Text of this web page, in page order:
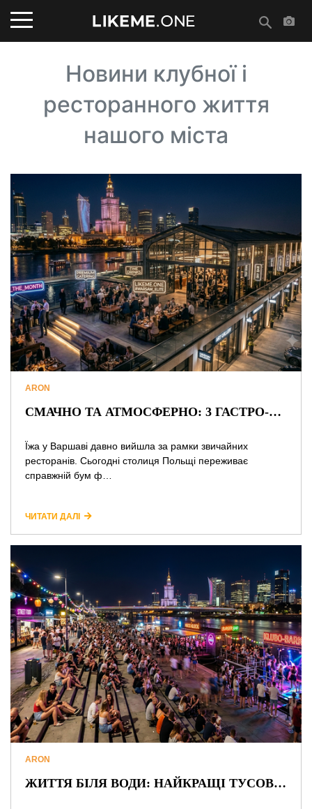
Новини клубної і
ресторанного життя
нашого міста
ARON
СМАЧНО ТА АТМОСФЕРНО: 3 ГАСТРО-ПРОСТОРИ ВАРШАВИ ДЛЯ ПОБАЧЕНЬ ТА ЗУСТРІЧЕЙ
Їжа у Варшаві давно вийшла за рамки звичайних
ресторанів. Сьогодні столиця Польщі переживає
справжній бум ф…
ЧИТАТИ ДАЛІ
ARON
ЖИТТЯ БІЛЯ ВОДИ: НАЙКРАЩІ ТУСОВОЧНІ СПОТИ ТА СЕКРЕТИ НІЧНОЇ ВІСЛИ У ВАРШАВІ